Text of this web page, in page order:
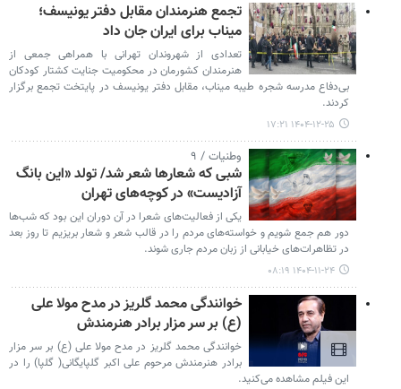
تجمع هنرمندان مقابل دفتر یونیسف؛
میناب برای ایران جان داد
تعدادی از شهروندان تهرانی با همراهی جمعی از
هنرمندان کشورمان در محکومیت جنایت کشتار کودکان
بی‌دفاع مدرسه شجره طیبه میناب، مقابل دفتر یونیسف در پایتخت تجمع برگزار
کردند.
۱۴۰۴-۱۲-۲۵ ۱۷:۲۱
وطنیات / ۹
شبی که شعارها شعر شد/ تولد «این بانگ
آزادیست» در کوچه‌های تهران
یکی از فعالیت‌های شعرا در آن دوران این بود که شب‌ها
دور هم جمع شویم و خواسته‌های مردم را در قالب شعر و شعار بریزیم تا روز بعد
در تظاهرات‌های خیابانی از زبان مردم جاری شوند.
۱۴۰۴-۱۱-۲۴ ۰۸:۱۹
خوانندگی محمد گلریز در مدح مولا علی
(ع) بر سر مزار برادر هنرمندش
خوانندگی محمد گلریز در مدح مولا علی (ع) بر سر مزار
برادر هنرمندش مرحوم علی اکبر گلپایگانی( گلپا) را در
این فیلم مشاهده می‌کنید.